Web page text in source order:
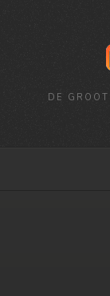
DE